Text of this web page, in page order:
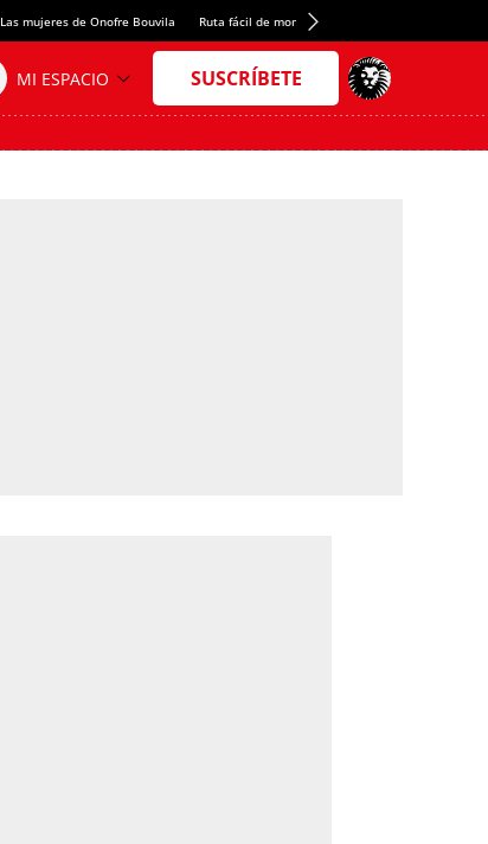
Las mujeres de Onofre Bouvila Ruta fácil de montaña